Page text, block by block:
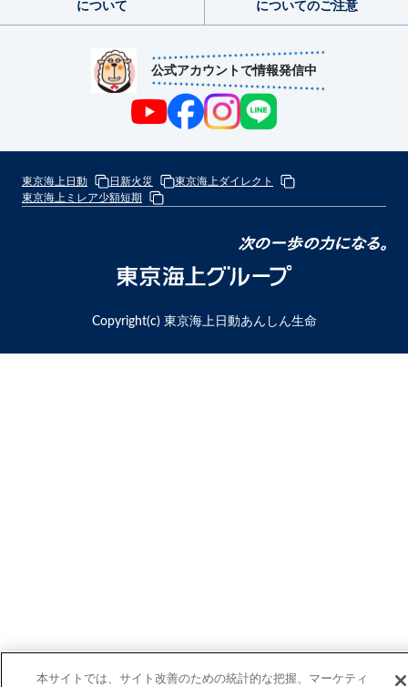
公式アカウントで情報発信中
について
についてのご注意
東京海上日動 日新火災
東京海上ダイレクト
東京海上ミレア少額短期
力
Copyright(c) 東京海上日動あんしん生命
本サイトでは、サイト改善のための統計的な把握、マーケティ